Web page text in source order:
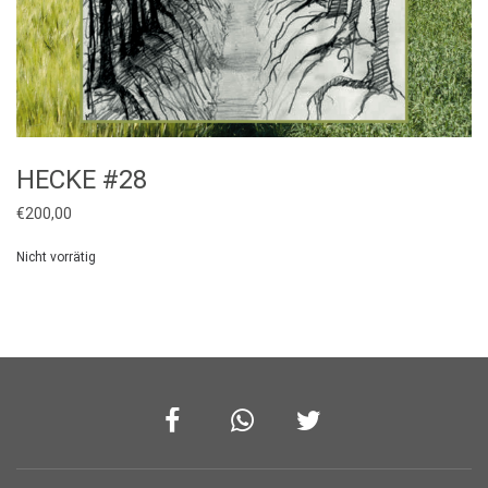
HECKE #28
€200,00
Nicht vorrätig
Facebook Whatsapp